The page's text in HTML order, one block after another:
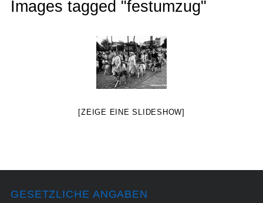
Images tagged "festumzug"
[ZEIGE EINE SLIDESHOW]
GESETZLICHE ANGABEN